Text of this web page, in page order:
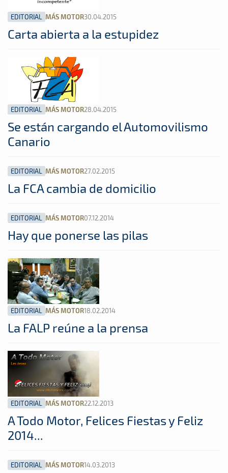
EDITORIAL MÁS MOTOR30.04.2015
Carta abierta a la estupidez
EDITORIAL MÁS MOTOR28.04.2015
Se están cargando el Automovilismo
Canario
EDITORIAL MÁS MOTOR27.02.2015
La FCA cambia de domicilio
EDITORIAL MÁS MOTOR07.12.2014
Hay que ponerse las pilas
EDITORIAL MÁS MOTOR18.02.2014
La FALP reúne a la prensa
EDITORIAL MÁS MOTOR22.12.2013
A Todo Motor, Felices Fiestas y Feliz
2014...
EDITORIAL MÁS MOTOR14.03.2013